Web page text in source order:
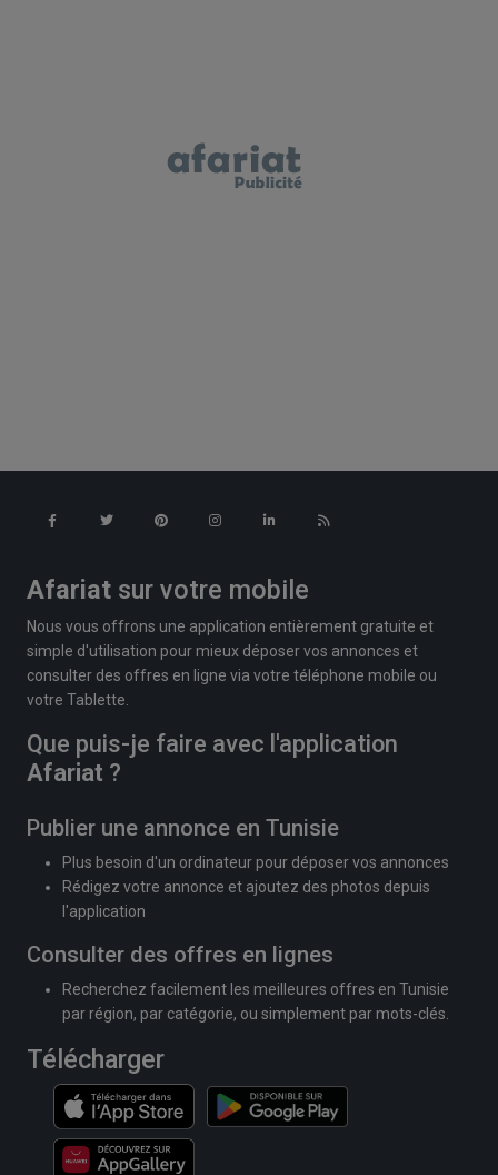
Afariat sur votre mobile
Nous vous offrons une application entièrement gratuite et
simple d'utilisation pour mieux déposer vos annonces et
consulter des offres en ligne via votre téléphone mobile ou
votre Tablette.
Que puis-je faire avec l'application
Afariat ?
Publier une annonce en Tunisie
Plus besoin d'un ordinateur pour déposer vos annonces
Rédigez votre annonce et ajoutez des photos depuis
l'application
Consulter des offres en lignes
Recherchez facilement les meilleures offres en Tunisie
par région, par catégorie, ou simplement par mots-clés.
Télécharger